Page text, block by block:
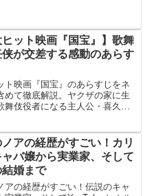
ヒット映画『国宝』】歌舞
が交差する感動のあらす
ト映画『国宝』のあらすじをネ
めて徹底解説。ヤクザの家に生
舞伎役者になる主人公・喜久雄
の奥深さをお届けします。
アの経歴がすごい！カリ
ャバ嬢から実業家、そして
婚まで
アの経歴がすごい！伝説のキャ